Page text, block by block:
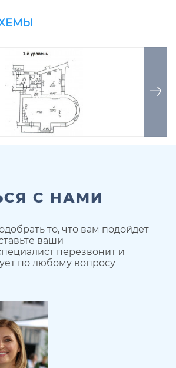
С НАМИ
то, что вам подойдет
ваши
перезвонит и
по любому вопросу